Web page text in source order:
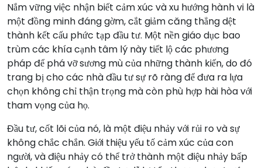
Nắm vững việc nhận biết cảm xúc và xu hướng hành vi là
một đồng minh đáng gờm, cắt giảm căng thẳng dệt
thành kết cấu phức tạp đầu tư. Một nền giáo dục bao
trùm các khía cạnh tâm lý này tiết lộ các phương
pháp để phá vỡ sương mù của những thành kiến, do đó
trang bị cho các nhà đầu tư sự rõ ràng để đưa ra lựa
chọn không chỉ thận trọng mà còn phù hợp hài hòa với
tham vọng của họ.
Đầu tư, cốt lõi của nó, là một điệu nhảy với rủi ro và sự
không chắc chắn. Giới thiệu yếu tố cảm xúc của con
người, và điệu nhảy có thể trở thành một điệu nhảy bấp